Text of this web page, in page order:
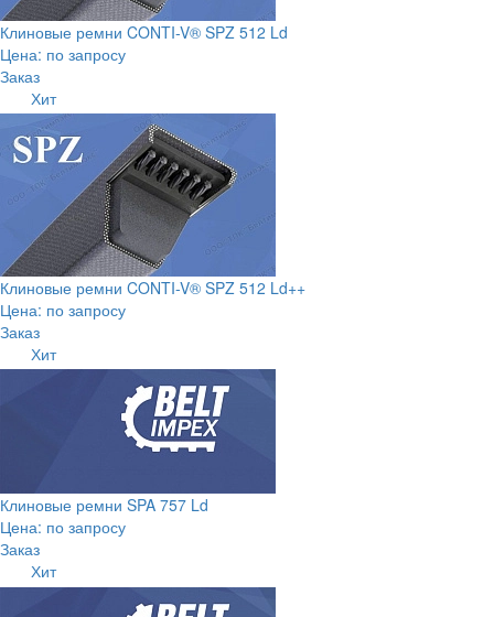
Клиновые ремни CONTI-V® SPZ 512 Ld
Цена: по запросу
Заказ
Хит
Клиновые ремни CONTI-V® SPZ 512 Ld++
Цена: по запросу
Заказ
Хит
Клиновые ремни SPA 757 Ld
Цена: по запросу
Заказ
Хит